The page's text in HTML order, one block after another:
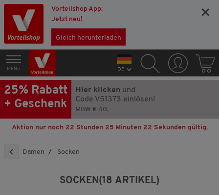
Vorteilshop App:
Jetzt neu!
Gleich herunterladen
×
MENÜ DE
25% Rabatt
+ Geschenk
Hier klicken und
Code V51373 einlösen!
MBW € 40,-
Aktion nur noch 22 Stunden 25 Minuten 21 Sekundengültig.
Damen Socken
SOCKEN(18 ARTIKEL)